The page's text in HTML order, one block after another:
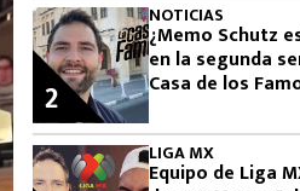
NOTICIAS
¿Memo Schutz
en la segunda
Casa de los
2
LIGA MX
Equipo de Liga